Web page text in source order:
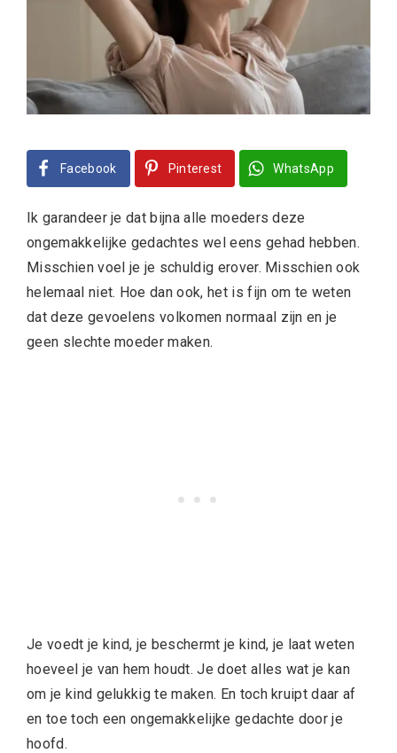
Facebook Pinterest WhatsApp
Ik garandeer je dat bijna alle moeders deze
ongemakkelijke gedachtes wel eens gehad hebben.
Misschien voel je je schuldig erover. Misschien ook
helemaal niet. Hoe dan ook, het is fijn om te weten
dat deze gevoelens volkomen normaal zijn en je
geen slechte moeder maken.
Je voedt je kind, je beschermt je kind, je laat weten
hoeveel je van hem houdt. Je doet alles wat je kan
om je kind gelukkig te maken. En toch kruipt daar af
en toe toch een ongemakkelijke gedachte door je
hoofd.